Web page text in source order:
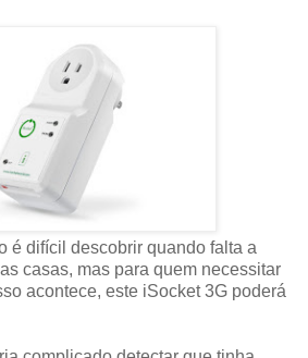
é difícil descobrir quando falta a
casas, mas para quem necessitar
acontece, este iSocket 3G poderá